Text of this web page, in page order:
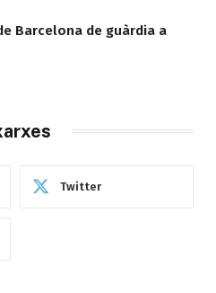
Barcelona de guàrdia a
Twitter